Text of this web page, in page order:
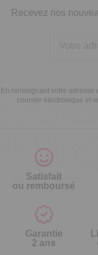
Recevez nos
En renseignant votre
courrier électronique et
Satisfait
ou remboursé
Garantie
2 ans